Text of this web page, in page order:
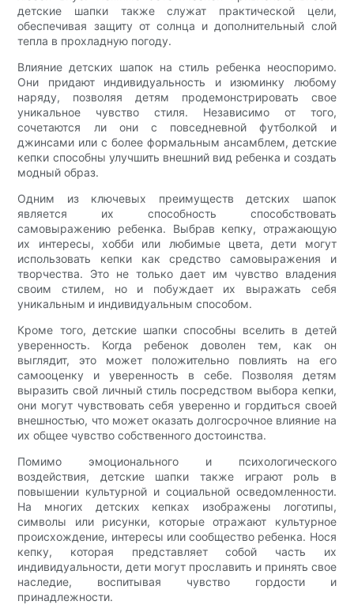
детские шапки также служат практической цели,
обеспечивая защиту от солнца и дополнительный слой
тепла в прохладную погоду.
Влияние детских шапок на стиль ребенка неоспоримо.
Они придают индивидуальность и изюминку любому
наряду, позволяя детям продемонстрировать свое
уникальное чувство стиля. Независимо от того,
сочетаются ли они с повседневной футболкой и
джинсами или с более формальным ансамблем, детские
кепки способны улучшить внешний вид ребенка и создать
модный образ.
Одним из ключевых преимуществ детских шапок
является их способность способствовать
самовыражению ребенка. Выбрав кепку, отражающую
их интересы, хобби или любимые цвета, дети могут
использовать кепки как средство самовыражения и
творчества. Это не только дает им чувство владения
своим стилем, но и побуждает их выражать себя
уникальным и индивидуальным способом.
Кроме того, детские шапки способны вселить в детей
уверенность. Когда ребенок доволен тем, как он
выглядит, это может положительно повлиять на его
самооценку и уверенность в себе. Позволяя детям
выразить свой личный стиль посредством выбора кепки,
они могут чувствовать себя уверенно и гордиться своей
внешностью, что может оказать долгосрочное влияние на
их общее чувство собственного достоинства.
Помимо эмоционального и психологического
воздействия, детские шапки также играют роль в
повышении культурной и социальной осведомленности.
На многих детских кепках изображены логотипы,
символы или рисунки, которые отражают культурное
происхождение, интересы или сообщество ребенка. Нося
кепку, которая представляет собой часть их
индивидуальности, дети могут прославить и принять свое
наследие, воспитывая чувство гордости и
принадлежности.